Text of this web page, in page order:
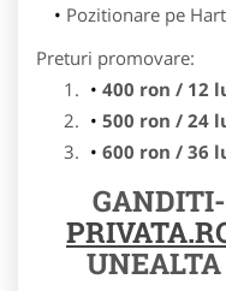
Pozitionare pe
Preturi promovare:
400 ron / 12
500 ron / 24
600 ron / 36